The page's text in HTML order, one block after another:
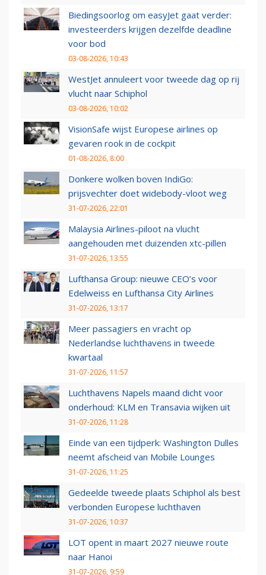
Biedingsoorlog om easyJet gaat verder:
investeerders krijgen dezelfde deadline
voor bod
03-08-2026, 10:43
WestJet annuleert voor tweede dag op rij
vlucht naar Schiphol
03-08-2026, 10:02
VisionSafe wijst Europese airlines op
gevaren rook in de cockpit
01-08-2026, 8:00
Donkere wolken boven IndiGo:
prijsvechter doet widebody-vloot weg
31-07-2026, 22:01
Malaysia Airlines-piloot na vlucht
aangehouden met duizenden xtc-pillen
31-07-2026, 13:55
Lufthansa Group: nieuwe CEO’s voor
Edelweiss en Lufthansa City Airlines
31-07-2026, 13:17
Meer passagiers en vracht op
Nederlandse luchthavens in tweede
kwartaal
31-07-2026, 11:57
Luchthavens Napels maand dicht voor
onderhoud: KLM en Transavia wijken uit
31-07-2026, 11:28
Einde van een tijdperk: Washington Dulles
neemt afscheid van Mobile Lounges
31-07-2026, 11:25
Gedeelde tweede plaats Schiphol als best
verbonden Europese luchthaven
31-07-2026, 10:37
LOT opent in maart 2027 nieuwe route
naar Hanoi
31-07-2026, 9:59